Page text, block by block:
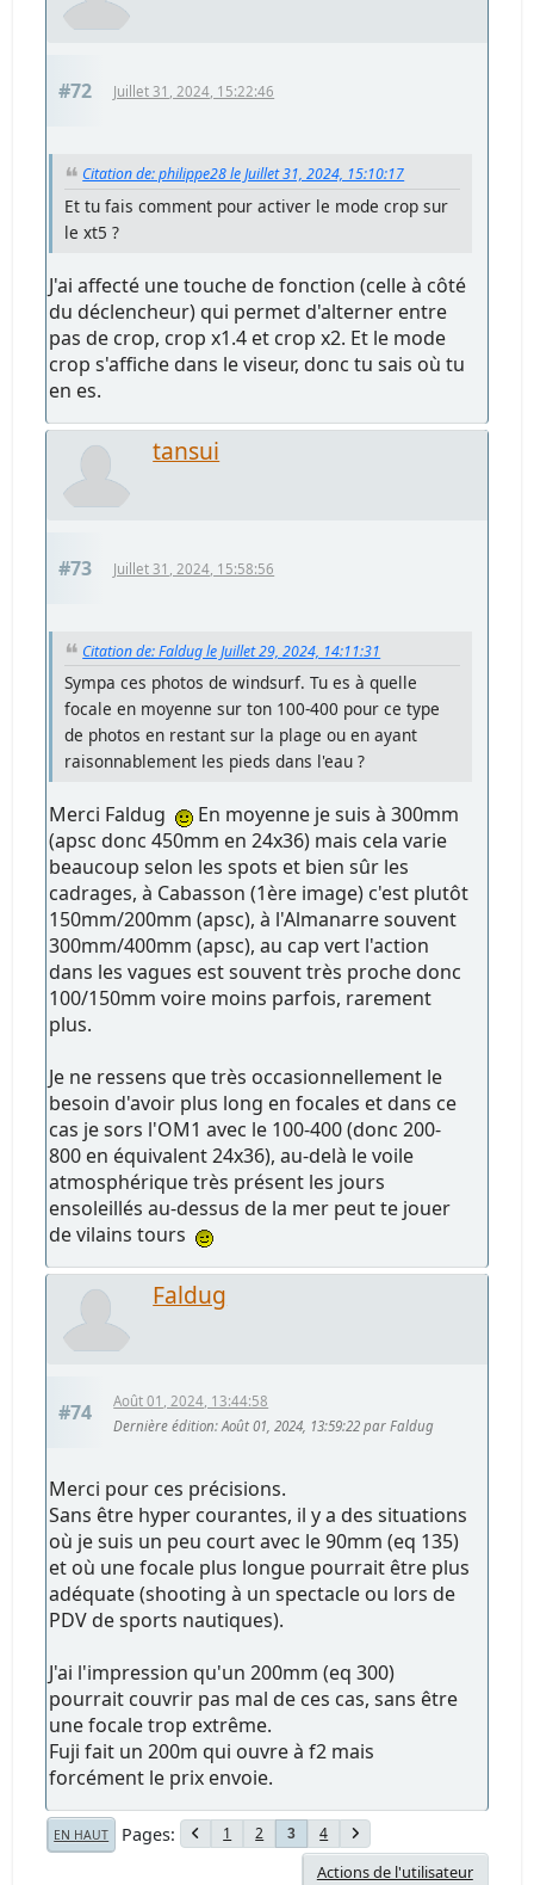
#72 Juillet 31, 2024, 15:22:46
Citation de: philippe28 le Juillet 31, 2024, 15:10:17
Et tu fais comment pour activer le mode crop sur
le xt5 ?
J'ai affecté une touche de fonction (celle à côté
du déclencheur) qui permet d'alterner entre
pas de crop, crop x1.4 et crop x2. Et le mode
crop s'affiche dans le viseur, donc tu sais où tu
en es.
tansui
#73 Juillet 31, 2024, 15:58:56
Citation de: Faldug le Juillet 29, 2024, 14:11:31
Sympa ces photos de windsurf. Tu es à quelle
focale en moyenne sur ton 100-400 pour ce type
de photos en restant sur la plage ou en ayant
raisonnablement les pieds dans l'eau ?
Merci Faldug
En moyenne je suis à 300mm
(apsc donc 450mm en 24x36) mais cela varie
beaucoup selon les spots et bien sûr les
cadrages, à Cabasson (1ère image) c'est plutôt
150mm/200mm (apsc), à l'Almanarre souvent
300mm/400mm (apsc), au cap vert l'action
dans les vagues est souvent très proche donc
100/150mm voire moins parfois, rarement
plus.
Je ne ressens que très occasionnellement le
besoin d'avoir plus long en focales et dans ce
cas je sors l'OM1 avec le 100-400 (donc 200-
800 en équivalent 24x36), au-delà le voile
atmosphérique très présent les jours
ensoleillés au-dessus de la mer peut te jouer
de vilains tours
Faldug
#74
Août 01, 2024, 13:44:58
Dernière édition: Août 01, 2024, 13:59:22 par Faldug
Merci pour ces précisions.
Sans être hyper courantes, il y a des situations
où je suis un peu court avec le 90mm (eq 135)
et où une focale plus longue pourrait être plus
adéquate (shooting à un spectacle ou lors de
PDV de sports nautiques).
J'ai l'impression qu'un 200mm (eq 300)
pourrait couvrir pas mal de ces cas, sans être
une focale trop extrême.
Fuji fait un 200m qui ouvre à f2 mais
forcément le prix envoie.
EN HAUT Pages 1 2 3 4
Actions de l'utilisateur